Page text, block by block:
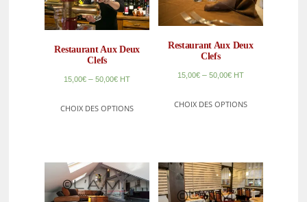
Restaurant Aux Deux
Clefs
15,00€ –50,00€ HT
CHOIX DES OPTIONS
Restaurant Aux Deux
Clefs
15,00€– 50,00€ HT
CHOIX DES OPTIONS